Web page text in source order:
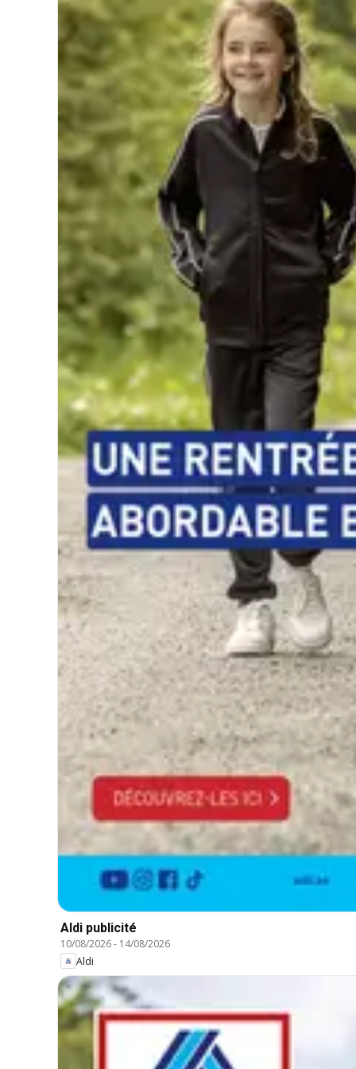
Aldi publicité
10/08/2026- 14/08/2026
Aldi